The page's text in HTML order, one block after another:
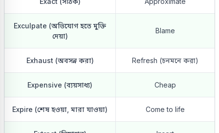
Exculpate (অভিযোগ হতে মুক্তি
দেয়া)
Blame
Exhaust (অবসন্ন করা) Refresh (চনমনে করা)
Expensive (ব্যয়সাধ্য) Cheap
Expire (শেষ হওয়া, মারা যাওয়া) Come to life